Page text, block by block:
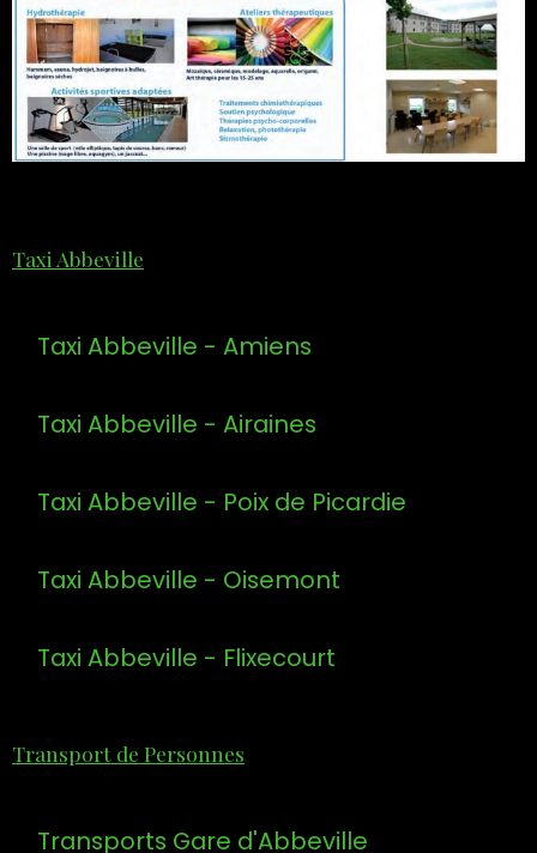
Taxi Abbeville
Taxi Abbeville - Amiens
Taxi Abbeville - Airaines
Taxi Abbeville - Poix de Picardie
Taxi Abbeville - Oisemont
Taxi Abbeville - Flixecourt
Transport de Personnes
Transports Gare d'Abbeville